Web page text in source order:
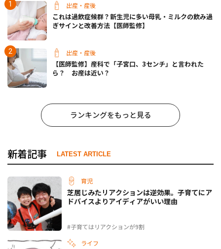
出産・産後
これは過飲症候群？新生児に多い母乳・ミルクの飲み過
ぎサインと改善方法【医師監修】
出産・産後
【医師監修】産科で「子宮口、3センチ」と言われた
ら？ お産は近い？
ランキングをもっと見る
新着記事 LATEST ARTICLE
育児
#子育てはリアクションが9割
芝居じみたリアクションは逆効果。子育てにア
ドバイスよりアイディアがいい理由
ライフ